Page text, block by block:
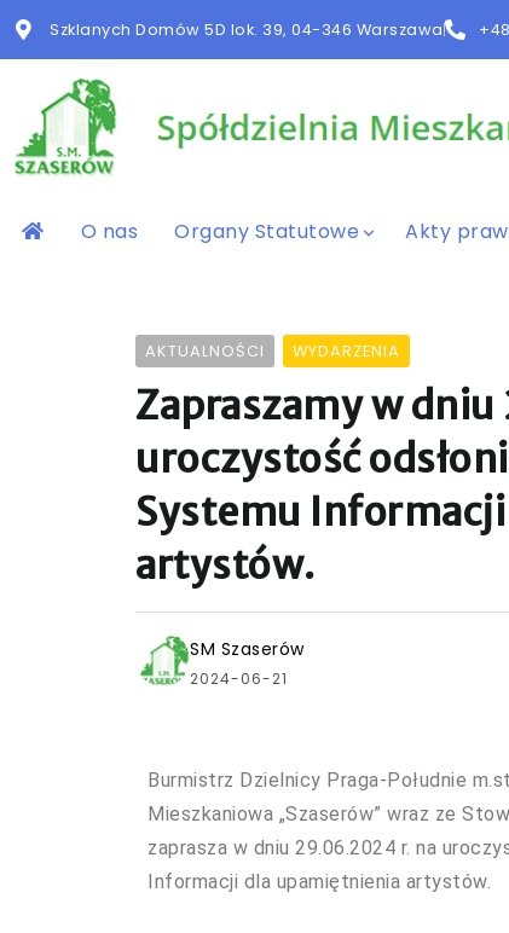
Szklanych Domów 5D lok. 39, 04-346 Warszawa
O nas Organy Statutowe Akty
AKTUALNOŚCI WYDARZENIA
Zapraszamy w
uroczystość
Systemu
artystów.
SM Szaserów
2024-06-21
Burmistrz Dzielnicy Praga-Południe
Mieszkaniowa „Szaserów” wraz ze
zaprasza w dniu 29.06.2024 r. na
Informacji dla upamiętnienia artystów.